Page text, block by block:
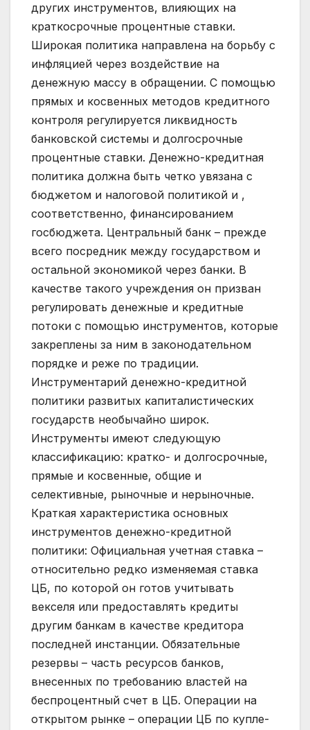
других инструментов, влияющих на
краткосрочные процентные ставки.
Широкая политика направлена на борьбу с
инфляцией через воздействие на
денежную массу в обращении. С помощью
прямых и косвенных методов кредитного
контроля регулируется ликвидность
банковской системы и долгосрочные
процентные ставки. Денежно-кредитная
политика должна быть четко увязана с
бюджетом и налоговой политикой и ,
соответственно, финансированием
госбюджета. Центральный банк – прежде
всего посредник между государством и
остальной экономикой через банки. В
качестве такого учреждения он призван
регулировать денежные и кредитные
потоки с помощью инструментов, которые
закреплены за ним в законодательном
порядке и реже по традиции.
Инструментарий денежно-кредитной
политики развитых капиталистических
государств необычайно широк.
Инструменты имеют следующую
классификацию: кратко- и долгосрочные,
прямые и косвенные, общие и
селективные, рыночные и нерыночные.
Краткая характеристика основных
инструментов денежно-кредитной
политики: Официальная учетная ставка –
относительно редко изменяемая ставка
ЦБ, по которой он готов учитывать
векселя или предоставлять кредиты
другим банкам в качестве кредитора
последней инстанции. Обязательные
резервы – часть ресурсов банков,
внесенных по требованию властей на
беспроцентный счет в ЦБ. Операции на
открытом рынке – операции ЦБ по купле-